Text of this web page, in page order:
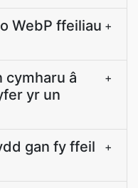
WebP ffeiliau +
cymharu â
yr un
+
gan fy ffeil
+